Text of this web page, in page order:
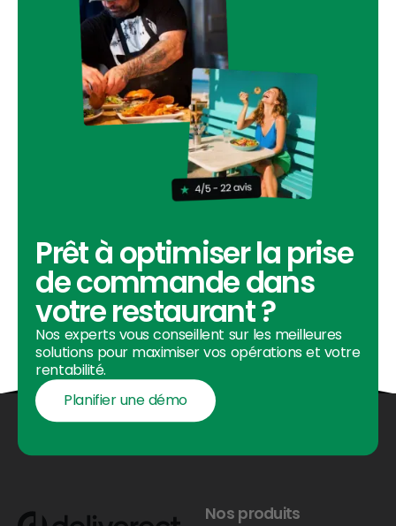
Prêt à optimiser la prise
de commande dans
votre restaurant ?
Nos experts vous conseillent sur les meilleures
solutions pour maximiser vos opérations et votre
rentabilité.
Planifier une démo
Planifier une démo
Footer
Nos produits